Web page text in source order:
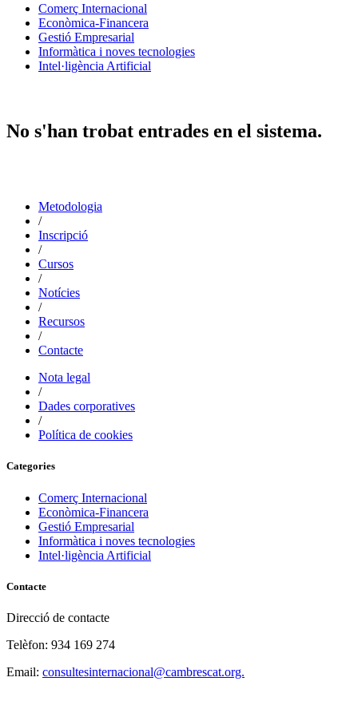
Comerç Internacional
Econòmica-Financera
Gestió Empresarial
Informàtica i noves tecnologies
Intel·ligència Artificial
No s'han trobat entrades en el sistema.
Metodologia
/
Inscripció
/
Cursos
/
Notícies
/
Recursos
/
Contacte
Nota legal
/
Dades corporatives
/
Política de cookies
Categories
Comerç Internacional
Econòmica-Financera
Gestió Empresarial
Informàtica i noves tecnologies
Intel·ligència Artificial
Contacte
Direcció de contacte
Telèfon: 934 169 274
Email: consultesinternacional@cambrescat.org.